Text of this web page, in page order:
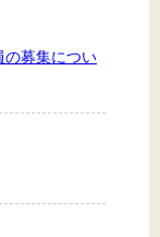
の募集につい